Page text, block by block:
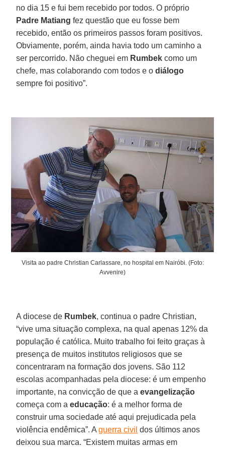
no dia 15 e fui bem recebido por todos. O próprio
Padre Matiang fez questão que eu fosse bem
recebido, então os primeiros passos foram positivos.
Obviamente, porém, ainda havia todo um caminho a
ser percorrido. Não cheguei em Rumbek como um
chefe, mas colaborando com todos e odiálogo
sempre foi positivo”.
Visita ao padre Christian Carlassare, no hospital em Nairóbi. (Foto:
Avvenire)
A diocese de Rumbek, continua o padre Christian,
“vive uma situação complexa, na qual apenas 12% da
população é católica. Muito trabalho foi feito graças à
presença de muitos institutos religiosos que se
concentraram na formação dos jovens. São 112
escolas acompanhadas pela diocese: é um empenho
importante, na convicção de que aevangelização
começa com aeducação: é a melhor forma de
construir uma sociedade até aqui prejudicada pela
violência endêmica”. Aguerra civil dos últimos anos
deixou sua marca. “Existem muitas armas em